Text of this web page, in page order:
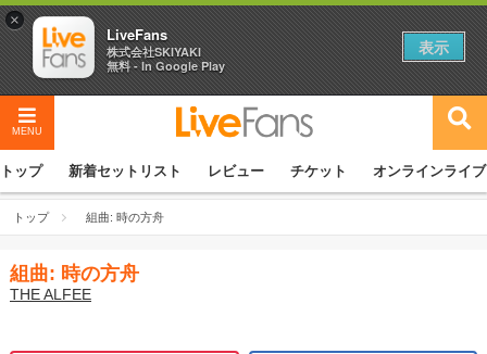
MENU
トップ 新着セットリスト レビュー チケット オンラインライブ
トップ 組曲: 時の方舟
組曲: 時の方舟
THE ALFEE
×
LiveFans
株式会社SKIYAKI
無料 - In Google Play
表示